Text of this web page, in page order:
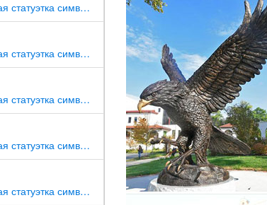
куплю городская статуэтка символ собака как вид изобразительного искусства
куплю городская статуэтка символ собака на постаменте
куплю городская статуэтка символ собака в романской скульптуре
куплю городская статуэтка символ собака в царском селе
куплю городская статуэтка символ собака в движении 7 класс
Интернет-магазин русских
символ 2018 года – Собака |
символ 2018 года – Собака.
Быстрый просмотр.
Каталог статуэток СССР,
Купить статуэтки СССР,
постаменте.
Фигурка Собаки – символ